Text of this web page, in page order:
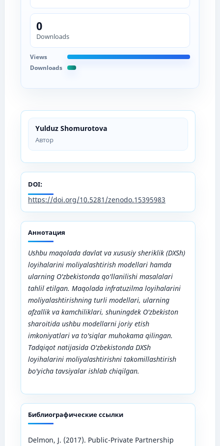
Yulduz Shomurotova
Автор
DOI:
https://doi.org/10.5281/zenodo.15395983
Аннотация
Ushbu maqolada davlat va xususiy sheriklik (DXSh)
loyihalarini moliyalashtirish modellari hamda
ularning O'zbekistonda qo'llanilishi masalalari
tahlil etilgan. Maqolada infratuzilma loyihalarini
moliyalashtirishning turli modellari, ularning
afzallik va kamchiliklari, shuningdek O'zbekiston
sharoitida ushbu modellarni joriy etish
imkoniyatlari va to'siqlar muhokama qilingan.
Tadqiqot natijasida O'zbekistonda DXSh
loyihalarini moliyalashtirishni takomillashtirish
bo'yicha tavsiyalar ishlab chiqilgan.
Библиографические ссылки
Delmon, J. (2017). Public-Private Partnership
0
Downloads
Views
Downloads